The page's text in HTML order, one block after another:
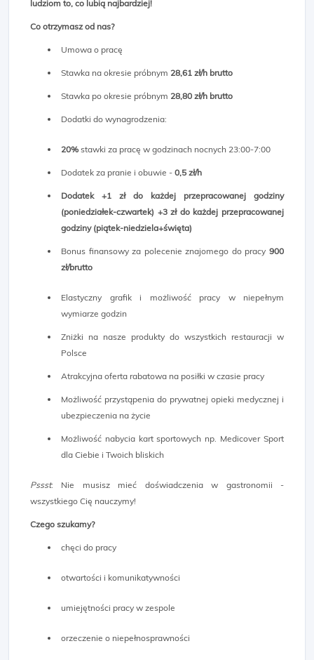
ludziom to, co lubią najbardziej!
Co otrzymasz od nas?
Umowa o pracę
Stawka na okresie próbnym 28,61 zł/h brutto
Stawka po okresie próbnym 28,80 zł/h brutto
Dodatki do wynagrodzenia:
20% stawki za pracę w godzinach nocnych 23:00-7:00
Dodatek za pranie i obuwie - 0,5 zł/h
Dodatek +1 zł do każdej przepracowanej godziny
(poniedziałek-czwartek) +3 zł do każdej przepracowanej
godziny (piątek-niedziela+święta)
Bonus finansowy za polecenie znajomego do pracy 900
zł/brutto
Elastyczny grafik i możliwość pracy w niepełnym
wymiarze godzin
Zniżki na nasze produkty do wszystkich restauracji w
Polsce
Atrakcyjna oferta rabatowa na posiłki w czasie pracy
Możliwość przystąpenia do prywatnej opieki medycznej i
ubezpieczenia na życie
Możliwość nabycia kart sportowych np. Medicover Sport
dla Ciebie i Twoich bliskich
Pssst: Nie musisz mieć doświadczenia w gastronomii -
wszystkiego Cię nauczymy!
Czego szukamy?
chęci do pracy
otwartości i komunikatywności
umiejętności pracy w zespole
orzeczenie o niepełnosprawności